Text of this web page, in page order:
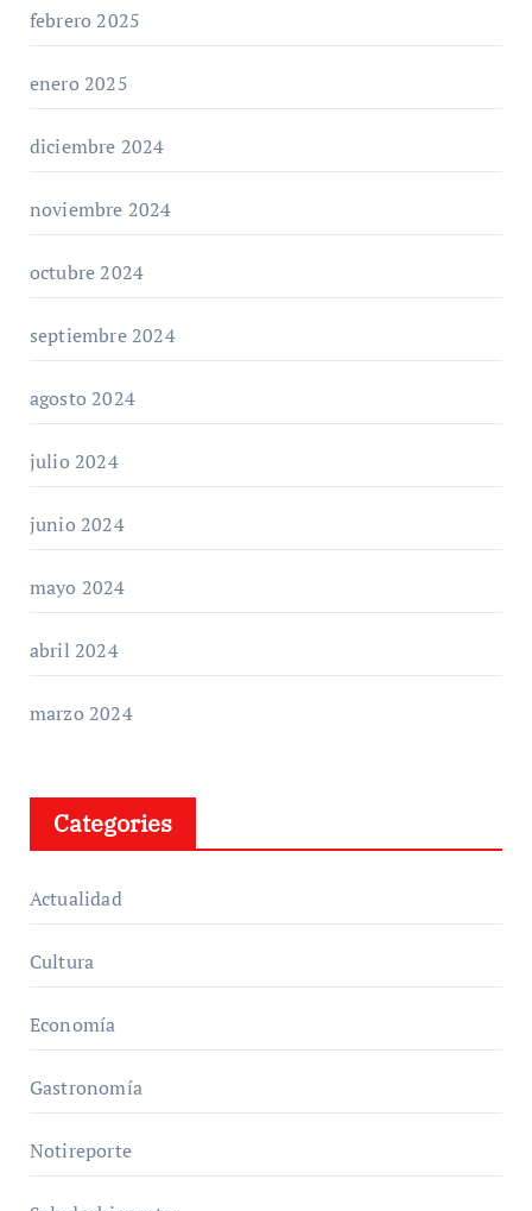
febrero 2025
enero 2025
diciembre 2024
noviembre 2024
octubre 2024
septiembre 2024
agosto 2024
julio 2024
junio 2024
mayo 2024
abril 2024
marzo 2024
Categories
Actualidad
Cultura
Economía
Gastronomía
Notireporte